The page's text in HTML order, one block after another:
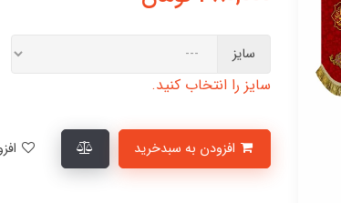
سایز
سایز را انتخاب کنید.